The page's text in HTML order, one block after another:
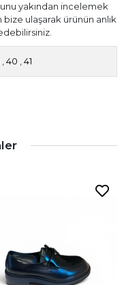
yakından incelemek
ulaşarak ürünün anlık
40 41